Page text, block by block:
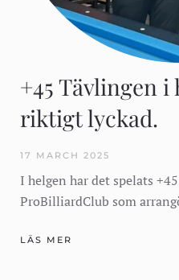
+45 Tävlingen i
riktigt lyckad.
17 MARCH 2025
I helgen har det spelats
ProBilliardClub som
LÄS MER